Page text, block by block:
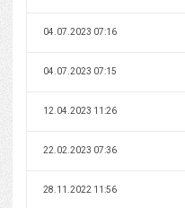
04.07.2023 07:16
04.07.2023 07:15
12.04.2023 11:26
22.02.2023 07:36
28.11.2022 11:56